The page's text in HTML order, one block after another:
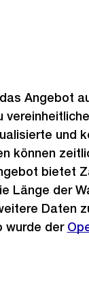
Angebot
und
können
bietet
Länge der
Daten
wurde der